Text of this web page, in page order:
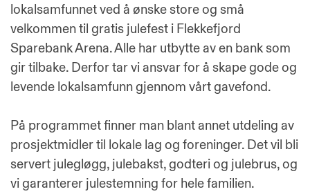
lokalsamfunnet ved å ønske store og små
velkommen til gratis julefest i Flekkefjord
Sparebank Arena. Alle har utbytte av en bank som
gir tilbake. Derfor tar vi ansvar for å skape gode og
levende lokalsamfunn gjennom vårtgavefond.
På programmet finner man blant annet utdeling av
prosjektmidler til lokale lag og foreninger. Det vil bli
servert julegløgg, julebakst, godteri og julebrus, og
vi garanterer julestemning for hele familien.